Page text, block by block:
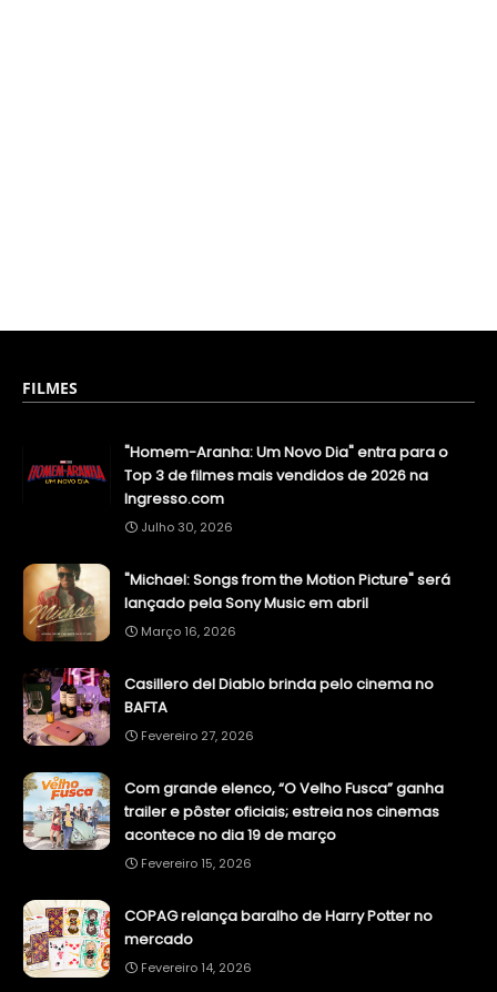
FILMES
"Homem-Aranha: Um Novo Dia" entra para o
Top 3 de filmes mais vendidos de 2026 na
Ingresso.com
Julho 30, 2026
"Michael: Songs from the Motion Picture" será
lançado pela Sony Music em abril
Março 16, 2026
Casillero del Diablo brinda pelo cinema no
BAFTA
Fevereiro 27, 2026
Com grande elenco, “O Velho Fusca” ganha
trailer e pôster oficiais; estreia nos cinemas
acontece no dia 19 de março
Fevereiro 15, 2026
COPAG relança baralho de Harry Potter no
mercado
Fevereiro 14, 2026